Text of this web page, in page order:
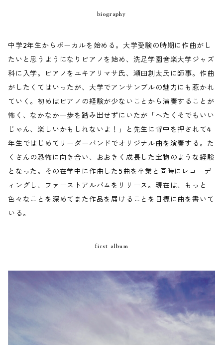
biography
中学2年生からボーカルを始める。大学受験の時期に作曲がし
たいと思うようになりピアノを始め、洗足学園音楽大学ジャズ
科に入学。ピアノをユキアリマサ氏、瀬田創太氏に師事。作曲
がしたくてはいったが、大学でアンサンブルの魅力にも惹かれ
ていく。初めはピアノの経験が少ないことから演奏することが
怖く、なかなか一歩を踏み出せずにいたが「へたくそでもいい
じゃん、楽しいかもしれないよ！」と先生に背中を押されて4
年生ではじめてリーダーバンドでオリジナル曲を演奏する。た
くさんの恐怖に向き合い、おおきく成長した宝物のような経験
となった。その在学中に作曲した5曲を卒業と同時にレコーデ
ィングし、ファーストアルバムをリリース。現在は、もっと
色々なことを深めてまた作品を届けることを目標に曲を書いて
いる。
first album